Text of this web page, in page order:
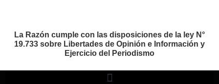
La Razón cumple con las disposiciones de la ley N°
19.733 sobre Libertades de Opinión e Información y
Ejercicio del Periodismo